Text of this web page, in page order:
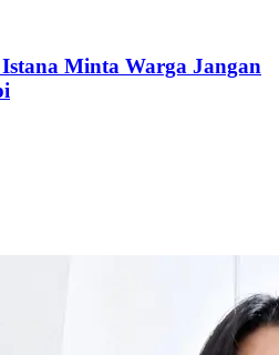
Minta Warga Jangan